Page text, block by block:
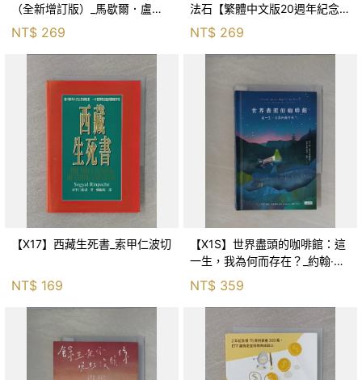
（全新增訂版）_馬歇爾．盧森
堡, 蕭寶森
NT$ 269
法石【繁體中文版20週年紀念】
NT$ 269
【X17】西藏生死書_索甲仁波切
NT$ 169
【X1S】世界盡頭的咖啡館：這
一生，我為何而存在？_約翰‧史
崔勒基, Elsa
NT$ 359